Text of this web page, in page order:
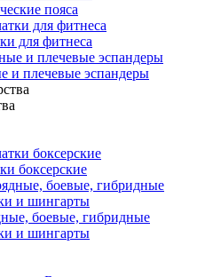
пояса
для фитнеса
и плечевые эспандеры
боксерские
боевые, гибридные
и шингарты